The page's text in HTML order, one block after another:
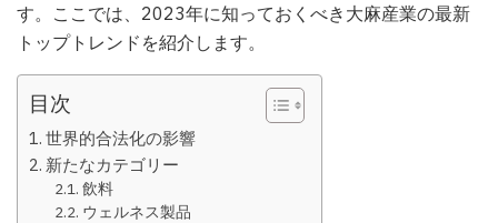
す。ここでは、2023年に知っておくべき大麻産業の最新
トップトレンドを紹介します。
目次
世界的合法化の影響
新たなカテゴリー
飲料
ウェルネス製品